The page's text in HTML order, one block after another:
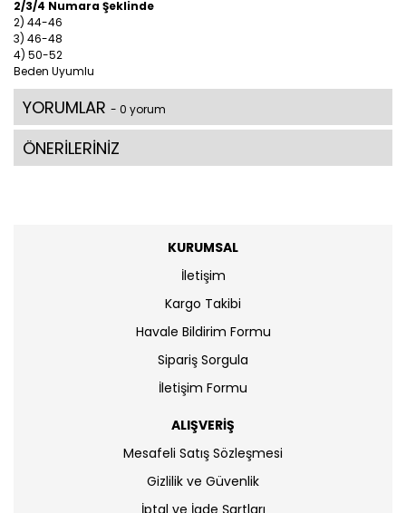
2/3/4 Numara Şeklinde
2) 44-46
3) 46-48
4) 50-52
Beden Uyumlu
YORUMLAR - 0 yorum
ÖNERİLERİNİZ
KURUMSAL
İletişim
Kargo Takibi
Havale Bildirim Formu
Sipariş Sorgula
İletişim Formu
ALIŞVERİŞ
Mesafeli Satış Sözleşmesi
Gizlilik ve Güvenlik
İptal ve İade Şartları